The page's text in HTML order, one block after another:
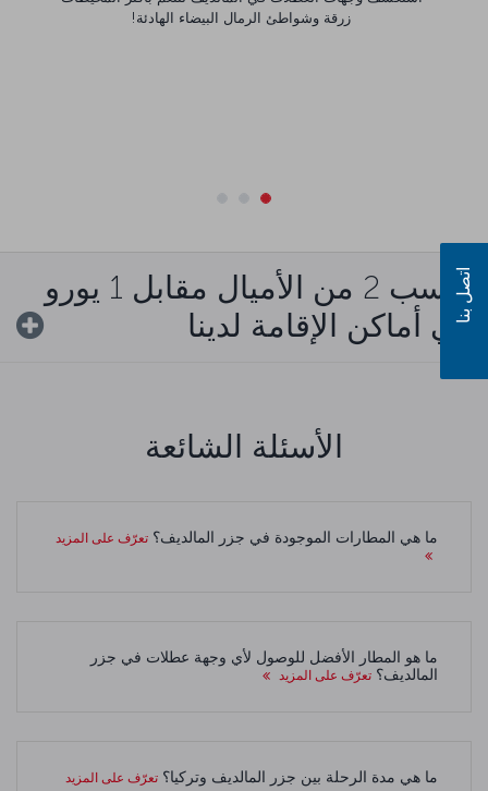
زرقة وشواطئ الرمال البيضاء الهادئة!
اكسب 2 من الأميال مقابل 1 يورو
في أماكن الإقامة لدينا
الأسئلة الشائعة
ما هي المطارات الموجودة في جزر المالديف؟ تعرّف على المزيد
ما هو المطار الأفضل للوصول لأي وجهة عطلات في جزر
المالديف؟ تعرّف على المزيد
ما هي مدة الرحلة بين جزر المالديف وتركيا؟ تعرّف على المزيد
اتصل بنا